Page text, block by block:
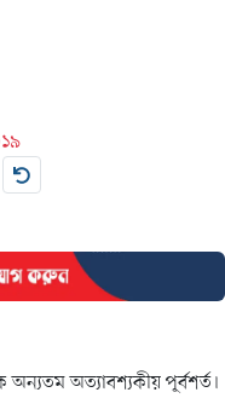
অন্যতম অত্যাবশ্যকীয় পূর্বশর্ত।